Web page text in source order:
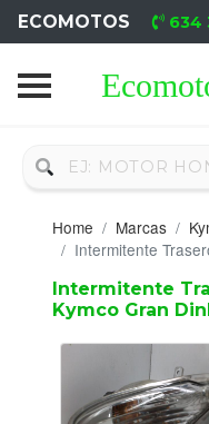
ECOMOTOS 634
Home
Nuevo
Neumáticos
Campa
Motores
Nuevos
Home Marcas
Intermitente
Intermitente
Kymco Gran